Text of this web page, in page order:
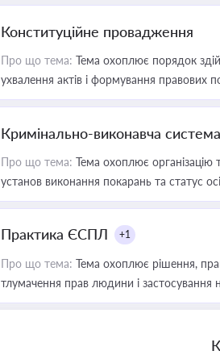
Конституційне провадження
Про що тема: Тема охоплює порядок
ухвалення актів і формування правових
Кримінально-виконавча система
Про що тема: Тема охоплює організацію
установ виконання покарань та статус
Практика ЄСПЛ +1
Про що тема: Тема охоплює рішення,
тлумачення прав людини і застосування